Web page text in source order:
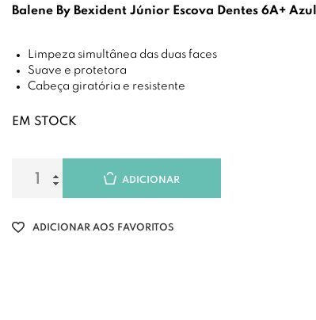
Balene By Bexident Júnior Escova Dentes 6A+ Azul
Limpeza simultânea das duas faces
Suave e protetora
Cabeça giratória e resistente
EM STOCK
ADICIONAR
ADICIONAR AOS FAVORITOS